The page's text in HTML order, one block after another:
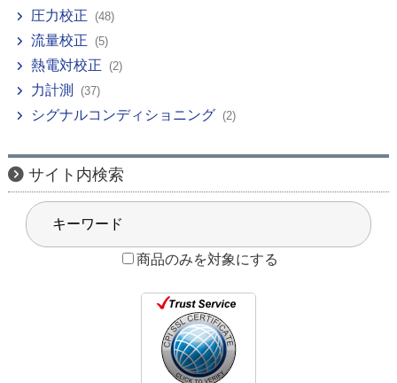
圧力校正 (48)
流量校正 (5)
熱電対校正 (2)
力計測 (37)
シグナルコンディショニング (2)
サイト内検索
商品のみを対象にする